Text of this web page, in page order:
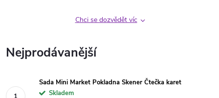
Chci se dozvědět víc
Nejprodávanější
Sada Mini Market Pokladna Skener Čtečka karet
Skladem